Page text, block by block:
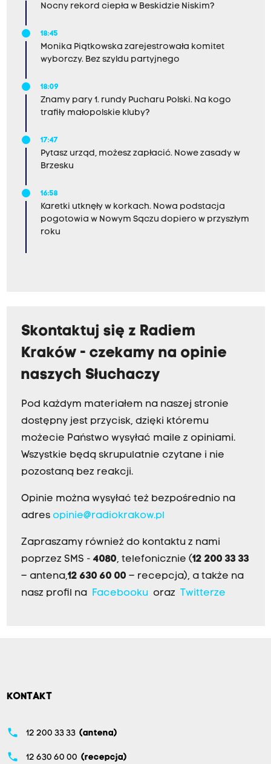
Nocny rekord ciepła w Beskidzie Niskim?
18:45
Monika Piątkowska zarejestrowała komitet
wyborczy. Bez szyldu partyjnego
18:09
Znamy pary 1. rundy Pucharu Polski. Na kogo
trafiły małopolskie kluby?
17:47
Pytasz urząd, możesz zapłacić. Nowe zasady w
Brzesku
16:58
Karetki utknęły w korkach. Nowa podstacja
pogotowia w Nowym Sączu dopiero w przyszłym
roku
Skontaktuj się z Radiem
Kraków - czekamy na opinie
naszych Słuchaczy
Pod każdym materiałem na naszej stronie
dostępny jest przycisk, dzięki któremu
możecie Państwo wysyłać maile z opiniami.
Wszystkie będą skrupulatnie czytane i nie
pozostaną bez reakcji.
Opinie można wysyłać też bezpośrednio na
adres opinie@radiokrakow.pl
Zapraszamy również do kontaktu z nami
poprzez SMS - 4080, telefonicznie (12 200 33 33
– antena,12 630 60 00 – recepcja), a także na
nasz profil na
Facebookuoraz Twitterze
KONTAKT
phone 12 200 33 33 (antena)
phone 12 630 60 00 (recepcja)